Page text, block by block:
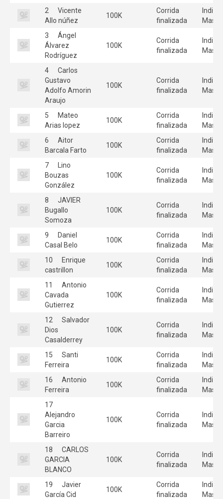
2
Vicente
Allo núñez
100K
Corrida
finalizada
3
Ángel
Álvarez
Rodríguez
100K
Corrida
finalizada
4
Carlos
Gustavo
Adolfo Amorin
Araujo
100K
Corrida
finalizada
5
Mateo
Arias lopez
100K
Corrida
finalizada
6
Aitor
Barcala Farto
100K
Corrida
finalizada
7
Lino
Bouzas
González
100K
Corrida
finalizada
8
JAVIER
Bugallo
Somoza
100K
Corrida
finalizada
9
Daniel
Casal Belo
100K
Corrida
finalizada
10
Enrique
castrillon
100K
Corrida
finalizada
11
Antonio
Cavada
Gutierrez
100K
Corrida
finalizada
12
Salvador
Dios
Casalderrey
100K
Corrida
finalizada
15
Santi
Ferreira
100K
Corrida
finalizada
16
Antonio
Ferreira
100K
Corrida
finalizada
17
Alejandro
Garcia
Barreiro
100K
Corrida
finalizada
18
CARLOS
GARCIA
BLANCO
100K
Corrida
finalizada
19
Javier
García Cid
100K
Corrida
finalizada